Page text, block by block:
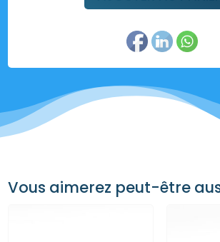
Vous aimerez peut-être